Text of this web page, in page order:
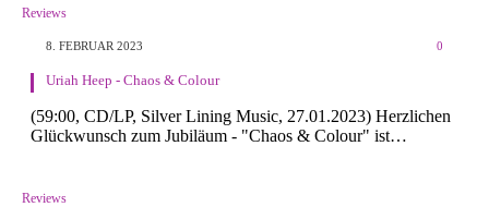
Reviews
8. FEBRUAR 2023 0
Uriah Heep - Chaos & Colour
(59:00, CD/LP, Silver Lining Music, 27.01.2023) Herzlichen
Glückwunsch zum Jubiläum - "Chaos & Colour" ist…
Reviews